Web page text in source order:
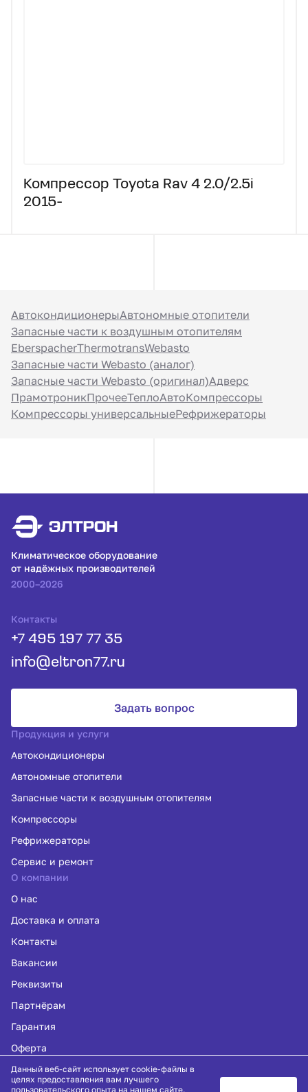
Компрессор Toyota Rav 4 2.0/2.5i
2015-
АвтокондиционерыАвтономные отопители
Запасные части к воздушным отопителям
EberspacherThermotransWebasto
Запасные части Webasto (аналог)
Запасные части Webasto (оригинал)Адверс
ПрамотроникПрочееТеплоАвтоКомпрессоры
Компрессоры универсальныеРефрижераторы
Климатическое оборудование
от надёжных производителей
2000–2026
Контакты
+7 495 197 77 35
info@eltron77.ru
Задать вопрос
Продукция и услуги
Автокондиционеры
Автономные отопители
Запасные части к воздушным отопителям
Компрессоры
Рефрижераторы
Сервис и ремонт
О компании
О нас
Доставка и оплата
Контакты
Вакансии
Реквизиты
Партнёрам
Гарантия
Оферта
Политика конфиденциальности
Данный веб-сайт использует cookie-файлы в
целях предоставления вам лучшего
пользовательского опыта на нашем сайте.